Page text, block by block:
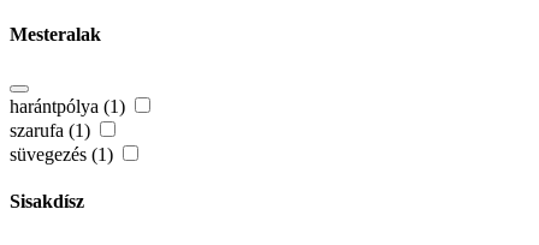
Mesteralak
harántpólya (1)
szarufa (1)
süvegezés (1)
Sisakdísz